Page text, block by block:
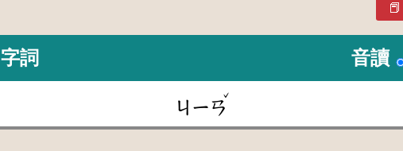
字詞 音讀
ㄐㄧㄢ
ˇ